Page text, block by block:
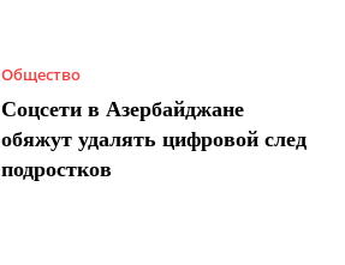
Общество
Соцсети в Азербайджане
обяжут удалять цифровой след
подростков